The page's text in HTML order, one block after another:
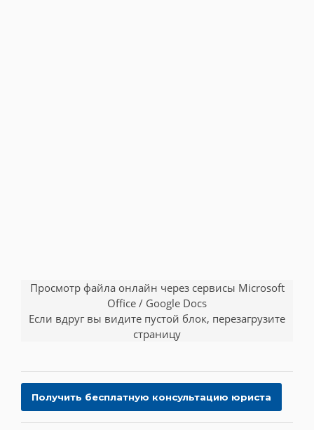
Просмотр файла онлайн через сервисы Microsoft
Office / Google Docs
Если вдруг вы видите пустой блок, перезагрузите
страницу